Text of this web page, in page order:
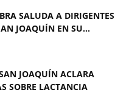
SALUDA A DIRIGENTES
JOAQUÍN EN SU...
JOAQUÍN ACLARA
SOBRE LACTANCIA